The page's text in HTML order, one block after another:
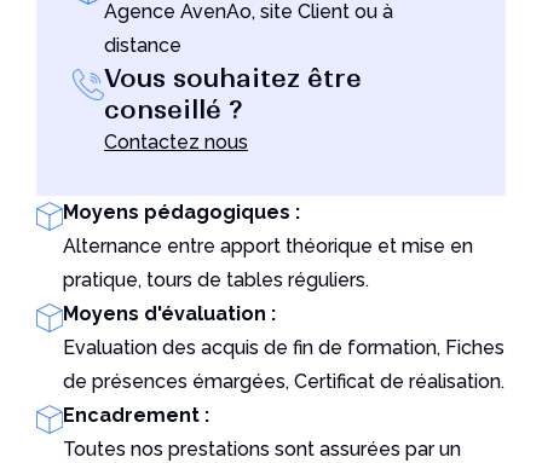
Un outil indispensable pour les utilisateurs de
Solidworks
Lire l'article
Agence AvenAo, site Client ou à
distance
Vous souhaitez être
conseillé ?
Contactez nous
Moyens pédagogiques :
Alternance entre apport théorique et mise en
pratique, tours de tables réguliers.
Moyens d'évaluation :
Evaluation des acquis de fin de formation, Fiches
de présences émargées, Certificat de réalisation.
Encadrement :
Toutes nos prestations sont assurées par un